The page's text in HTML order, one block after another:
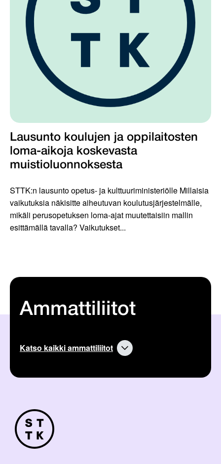
Lausunto koulujen ja oppilaitosten
loma-aikoja koskevasta
muistioluonnoksesta
STTK:n lausunto opetus- ja kulttuuriministeriölle Millaisia
vaikutuksia näkisitte aiheutuvan koulutusjärjestelmälle,
mikäli perusopetuksen loma-ajat muutettaisiin mallin
esittämällä tavalla? Vaikutukset...
Ammattiliitot
Katso kaikki ammattiliitot